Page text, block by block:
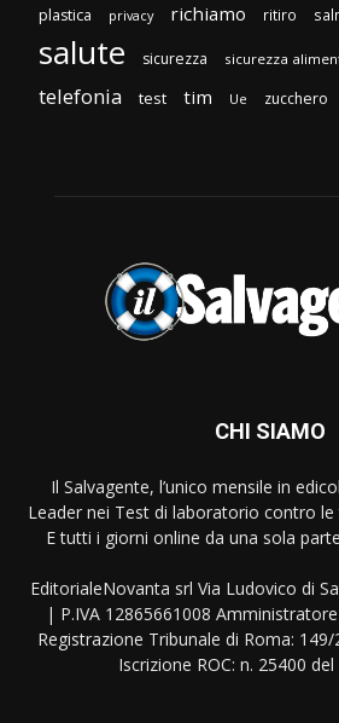
plastica privacy richiamo ritiro
salute sicurezza sicurezza
telefonia test tim Ue zucchero
CHI SIAMO
Il Salvagente, l’unico mensile in
Leader nei Test di laboratorio contro
E tutti i giorni online da una sola
EditorialeNovanta srl Via Ludovico di
| P.IVA 12865661008
Registrazione Tribunale di Roma:
Iscrizione ROC: n. 25400